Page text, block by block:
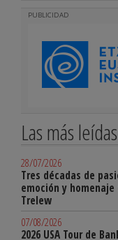
PUBLICIDAD
Las más leídas
28/07/2026
Tres décadas de
emoción y homenaje
Trelew
07/08/2026
2026 USA Tour de